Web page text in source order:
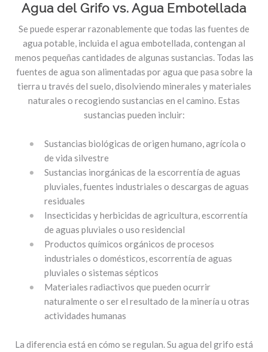
Agua del Grifo vs. Agua Embotellada
Se puede esperar razonablemente que todas las fuentes de
agua potable, incluida el agua embotellada, contengan al
menos pequeñas cantidades de algunas sustancias. Todas las
fuentes de agua son alimentadas por agua que pasa sobre la
tierra u través del suelo, disolviendo minerales y materiales
naturales o recogiendo sustancias en el camino. Estas
sustancias pueden incluir:
Sustancias biológicas de origen humano, agrícola o
de vida silvestre
Sustancias inorgánicas de la escorrentía de aguas
pluviales, fuentes industriales o descargas de aguas
residuales
Insecticidas y herbicidas de agricultura, escorrentía
de aguas pluviales o uso residencial
Productos químicos orgánicos de procesos
industriales o domésticos, escorrentía de aguas
pluviales o sistemas sépticos
Materiales radiactivos que pueden ocurrir
naturalmente o ser el resultado de la minería u otras
actividades humanas
La diferencia está en cómo se regulan. Su agua del grifo está